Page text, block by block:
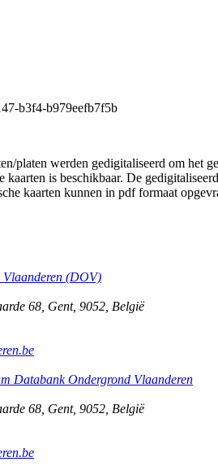
b3f4-b979eefb7f5b
platen werden gedigitaliseerd om het
kaarten is beschikbaar. De
kaarten kunnen in pdf formaat
(DOV)
68 Gent, 9052 België
Databank Ondergrond Vlaanderen
68 Gent, 9052 België